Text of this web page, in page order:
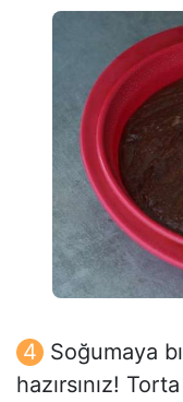
Soğumaya
hazırsınız!